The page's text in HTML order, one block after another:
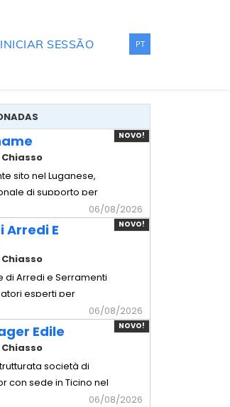
INICIAR SESSÃO PT
NOVO!
sito nel Luganese,
di supporto per
di arredi di alta
Mansionario
Supporto operativo
durante le
- Movimentazione
e movim
06/08/2026
NOVO!
Arredi E
di Arredi e Serramenti
esperti per
e progetti di
gamma sul territorio.
arredi: Posa in
millimetrico di arredi
Assemb
06/08/2026
NOVO!
Edile
società di
con sede in Ticino nel
per l'inserimento06/08/2026